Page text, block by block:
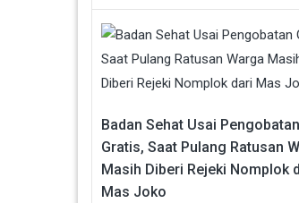
Badan Sehat Usai Pengobatan
Gratis, Saat Pulang Ratusan
Masih Diberi Rejeki Nomplok
Mas Joko